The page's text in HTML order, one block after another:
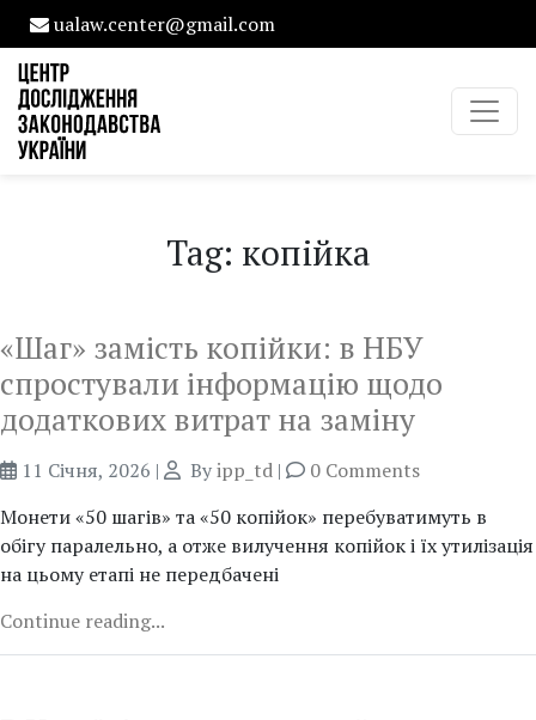
ualaw.center@gmail.com
Tag: копійка
«Шаг» замість копійки: в НБУ
спростували інформацію щодо
додаткових витрат на заміну
11 Січня, 2026 | Byipp_td |
0 Comments
Монети «50 шагів» та «50 копійок» перебуватимуть в
обігу паралельно, а отже вилучення копійок і їх утилізація
на цьому етапі не передбачені
Continue reading...